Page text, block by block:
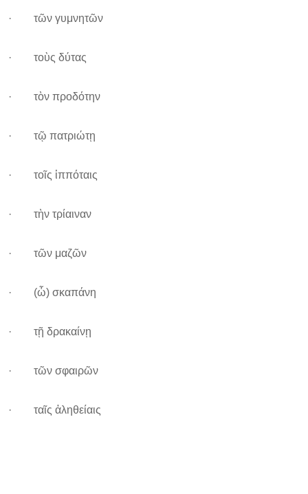
· τῶν γυμνητῶν
· τοὺς δύτας
· τὸν προδότην
· τῷ πατριώτῃ
· τοῖς ἱππόταις
· τὴν τρίαιναν
· τῶν μαζῶν
· (ὦ) σκαπάνη
· τῇ δρακαίνῃ
· τῶν σφαιρῶν
· ταῖς ἀληθείαις